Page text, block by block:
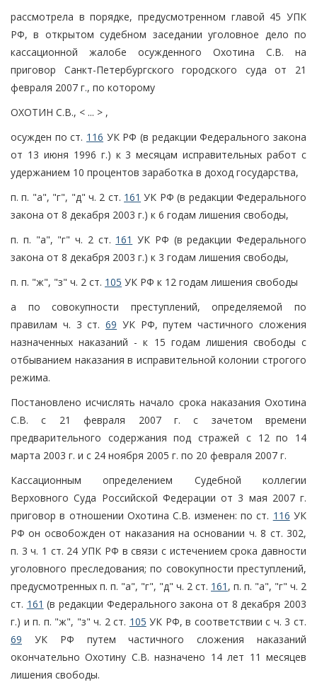
рассмотрела в порядке, предусмотренном главой 45 УПК
РФ, в открытом судебном заседании уголовное дело по
кассационной жалобе осужденного Охотина С.В. на
приговор Санкт-Петербургского городского суда от 21
февраля 2007 г., по которому
ОХОТИН С.В., < ... > ,
осужден по ст. 116 УК РФ (в редакции Федерального закона
от 13 июня 1996 г.) к 3 месяцам исправительных работ с
удержанием 10 процентов заработка в доход государства,
п. п. "а", "г", "д" ч. 2 ст. 161 УК РФ (в редакции Федерального
закона от 8 декабря 2003 г.) к 6 годам лишения свободы,
п. п. "а", "г" ч. 2 ст. 161 УК РФ (в редакции Федерального
закона от 8 декабря 2003 г.) к 3 годам лишения свободы,
п. п. "ж", "з" ч. 2 ст. 105 УК РФ к 12 годам лишения свободы
а по совокупности преступлений, определяемой по
правилам ч. 3 ст.69 УК РФ, путем частичного сложения
назначенных наказаний - к 15 годам лишения свободы с
отбыванием наказания в исправительной колонии строгого
режима.
Постановлено исчислять начало срока наказания Охотина
С.В. с 21 февраля 2007 г. с зачетом времени
предварительного содержания под стражей с 12 по 14
марта 2003 г. и с 24 ноября 2005 г. по 20 февраля 2007 г.
Кассационным определением Судебной коллегии
Верховного Суда Российской Федерации от 3 мая 2007 г.
приговор в отношении Охотина С.В. изменен: по ст. 116 УК
РФ он освобожден от наказания на основании ч. 8 ст. 302,
п. 3 ч. 1 ст. 24 УПК РФ в связи с истечением срока давности
уголовного преследования; по совокупности преступлений,
предусмотренных п. п. "а", "г", "д" ч. 2 ст. 161 , п. п. "а", "г" ч. 2
ст. 161 (в редакции Федерального закона от 8 декабря 2003
г.) и п. п. "ж", "з" ч. 2 ст. 105 УК РФ, в соответствии с ч. 3 ст.
69 УК РФ путем частичного сложения наказаний
окончательно Охотину С.В. назначено 14 лет 11 месяцев
лишения свободы.